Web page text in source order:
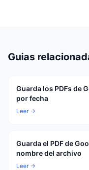
Guias
Guarda los PDFs de
por fecha
Leer →
Guarda el PDF de
nombre del archivo
Leer →